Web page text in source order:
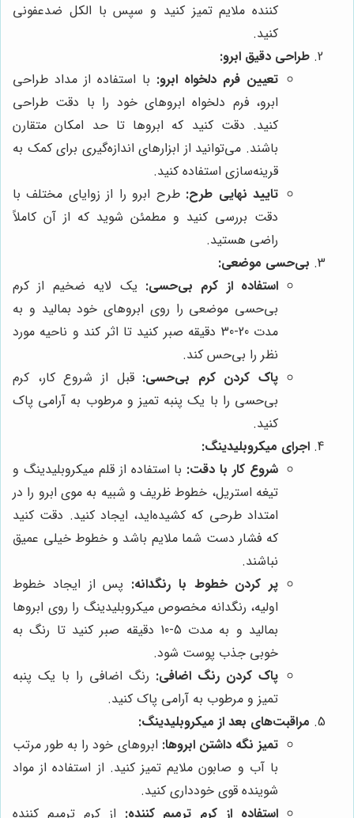
کننده ملایم تمیز کنید و سپس با الکل ضدعفونی
کنید.
طراحی دقیق ابرو:
تعیین فرم دلخواه ابرو: با استفاده از مداد طراحی
ابرو، فرم دلخواه ابروهای خود را با دقت طراحی
کنید. دقت کنید که ابروها تا حد امکان متقارن
باشند. می‌توانید از ابزارهای اندازه‌گیری برای کمک به
قرینه‌سازی استفاده کنید.
تایید نهایی طرح: طرح ابرو را از زوایای مختلف با
دقت بررسی کنید و مطمئن شوید که از آن کاملاً
راضی هستید.
بی‌حسی موضعی:
استفاده از کرم بی‌حسی: یک لایه ضخیم از کرم
بی‌حسی موضعی را روی ابروهای خود بمالید و به
مدت 20-30 دقیقه صبر کنید تا اثر کند و ناحیه مورد
نظر را بی‌حس کند.
پاک کردن کرم بی‌حسی: قبل از شروع کار، کرم
بی‌حسی را با یک پنبه تمیز و مرطوب به آرامی پاک
کنید.
اجرای میکروبلیدینگ:
شروع کار با دقت: با استفاده از قلم میکروبلیدینگ و
تیغه استریل، خطوط ظریف و شبیه به موی ابرو را در
امتداد طرحی که کشیده‌اید، ایجاد کنید. دقت کنید
که فشار دست شما ملایم باشد و خطوط خیلی عمیق
نباشند.
پر کردن خطوط با رنگدانه: پس از ایجاد خطوط
اولیه، رنگدانه مخصوص میکروبلیدینگ را روی ابروها
بمالید و به مدت 5-10 دقیقه صبر کنید تا رنگ به
خوبی جذب پوست شود.
پاک کردن رنگ اضافی: رنگ اضافی را با یک پنبه
تمیز و مرطوب به آرامی پاک کنید.
مراقبت‌های بعد از میکروبلیدینگ:
تمیز نگه داشتن ابروها: ابروهای خود را به طور مرتب
با آب و صابون ملایم تمیز کنید. از استفاده از مواد
شوینده قوی خودداری کنید.
استفاده از کرم ترمیم کننده: از کرم ترمیم کننده